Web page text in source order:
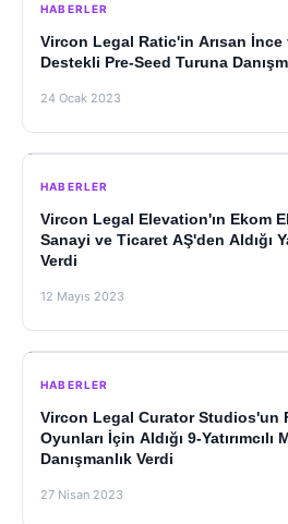
HABERLER
Vircon Legal Ratic'in Arısan
Destekli Pre-Seed Turuna
24 Ocak 2023
HABERLER
Vircon Legal Elevation'ın Ekom
Sanayi ve Ticaret AŞ'den Aldığı
Verdi
12 Mayıs 2023
HABERLER
Vircon Legal Curator Studios'un
Oyunları İçin Aldığı 9-Yatırımcılı
Danışmanlık Verdi
27 Nisan 2023